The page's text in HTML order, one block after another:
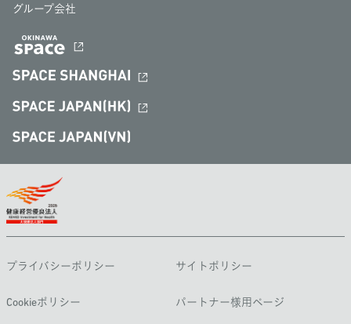
グループ会社
プライバシーポリシー サイトポリシー
Cookieポリシー パートナー様用ページ